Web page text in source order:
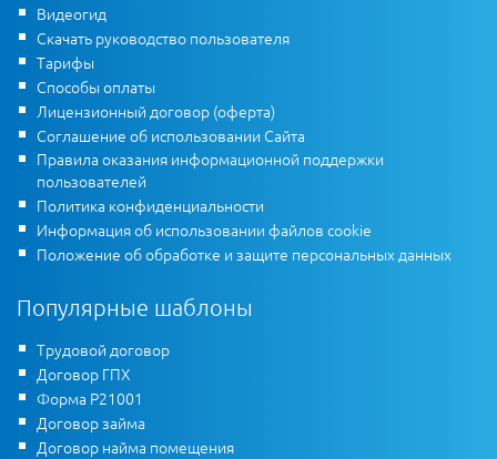
Видеогид
Скачать руководство пользователя
Тарифы
Способы оплаты
Лицензионный договор (оферта)
Соглашение об использовании Сайта
Правила оказания информационной поддержки
пользователей
Политика конфиденциальности
Информация об использовании файлов cookie
Положение об обработке и защите персональных данных
Популярные шаблоны
Трудовой договор
Договор ГПХ
Форма Р21001
Договор займа
Договор найма помещения